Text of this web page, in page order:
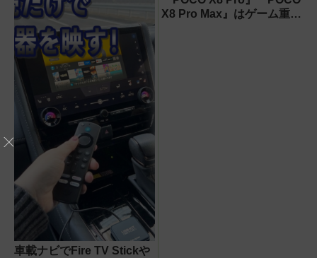
車載ナビでFire TV Stickや
X8 Pro Max』はゲーム重視